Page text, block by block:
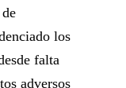
los
falta
adversos